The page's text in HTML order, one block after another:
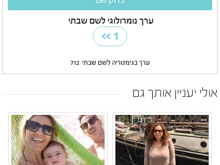
ערך נומרולוגי לשם שבתי
1
>>
ערך בגימטריה לשם שבתי 712
אולי יעניין אותך גם